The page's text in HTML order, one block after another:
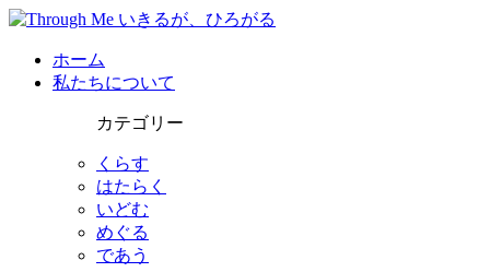
ホーム
私たちについて
カテゴリー
くらす
はたらく
いどむ
めぐる
であう